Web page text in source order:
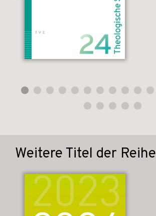
Weitere Titel der Reihe